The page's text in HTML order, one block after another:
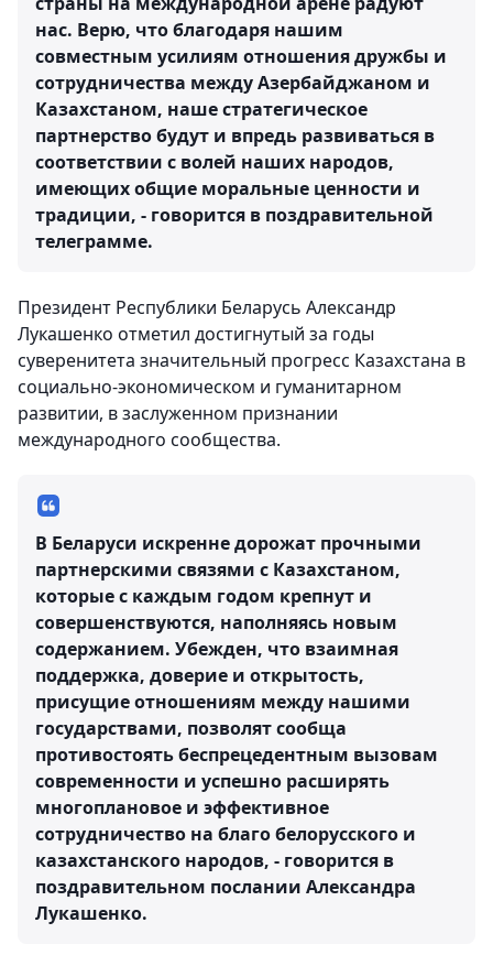
нас. Верю, что благодаря нашим
совместным усилиям отношения дружбы и
сотрудничества между Азербайджаном и
Казахстаном, наше стратегическое
партнерство будут и впредь развиваться в
соответствии с волей наших народов,
имеющих общие моральные ценности и
традиции, - говорится в поздравительной
телеграмме.
Президент Республики Беларусь Александр
Лукашенко отметил достигнутый за годы
суверенитета значительный прогресс Казахстана в
социально-экономическом и гуманитарном
развитии, в заслуженном признании
международного сообщества.
В Беларуси искренне дорожат прочными
партнерскими связями с Казахстаном,
которые с каждым годом крепнут и
совершенствуются, наполняясь новым
содержанием. Убежден, что взаимная
поддержка, доверие и открытость,
присущие отношениям между нашими
государствами, позволят сообща
противостоять беспрецедентным вызовам
современности и успешно расширять
многоплановое и эффективное
сотрудничество на благо белорусского и
казахстанского народов, - говорится в
поздравительном послании Александра
Лукашенко.